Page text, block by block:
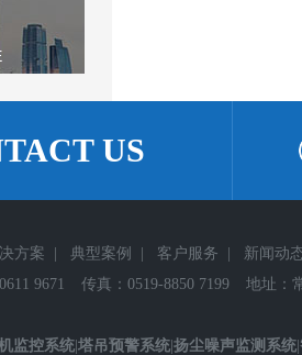
US
方案 典型案例 客户服务
新闻动
9671
传真：0519-8850 7199
地址：
监控系统塔吊预警系统 扬尘噪声监测系统